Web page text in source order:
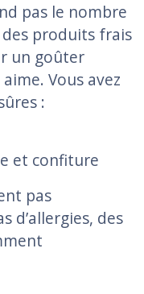
pas le nombre
produits frais
un goûter
Vous avez
:
et confiture
pas
d’allergies, des